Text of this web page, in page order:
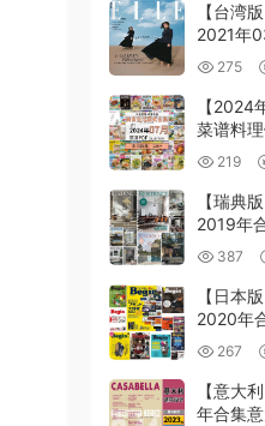
【台湾
2021年
子版275
【2024
菜谱料
杂志
（280+
219
【瑞典
2019年
软装配
387
【日本
2020年
穿搭品
267
【意大
年合集